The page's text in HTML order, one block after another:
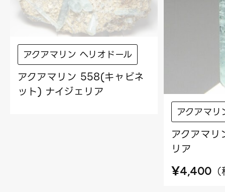
アクアマリン ヘリオドール
アクアマリン 558(キャビネ
ット) ナイジェリア
アクアマ
アクアマ
リア
¥4,400 （